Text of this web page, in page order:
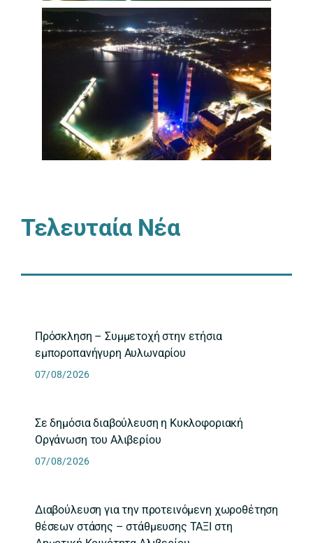
Τελευταία Νέα
Πρόσκληση – Συμμετοχή στην ετήσια
εμποροπανήγυρη Αυλωναρίου
07/08/2026
Σε δημόσια διαβούλευση η Κυκλοφοριακή
Οργάνωση του Αλιβερίου
07/08/2026
Διαβούλευση για την προτεινόμενη χωροθέτηση
θέσεων στάσης – στάθμευσης ΤΑΞΙ στη